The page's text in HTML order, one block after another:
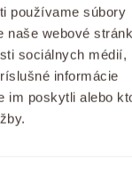
používame súbory
naše webové
sociálnych médií,
informácie
im poskytli alebo